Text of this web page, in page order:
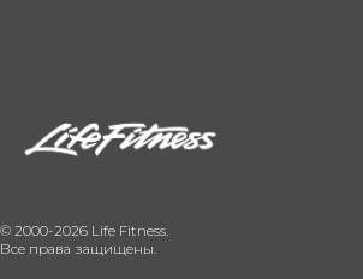
© 2000-2026 Life Fitness.
Все права защищены.